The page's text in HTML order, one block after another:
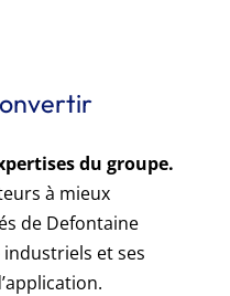
du groupe.
à mieux
de Defontaine
et ses